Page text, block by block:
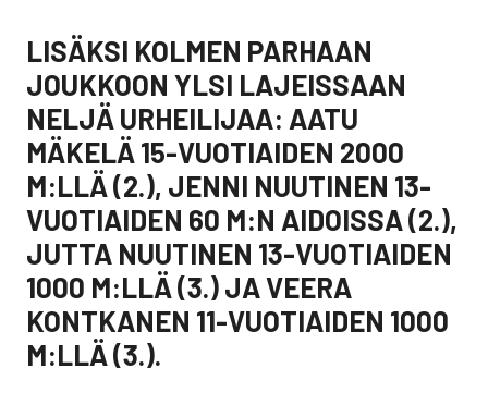
LISÄKSI KOLMEN PARHAAN
JOUKKOON YLSI LAJEISSAAN
NELJÄ URHEILIJAA: AATU
MÄKELÄ 15-VUOTIAIDEN 2000
M:LLÄ (2.), JENNI NUUTINEN 13-
VUOTIAIDEN 60 M:N AIDOISSA (2.),
JUTTA NUUTINEN 13-VUOTIAIDEN
1000 M:LLÄ (3.) JA VEERA
KONTKANEN 11-VUOTIAIDEN 1000
M:LLÄ (3.).